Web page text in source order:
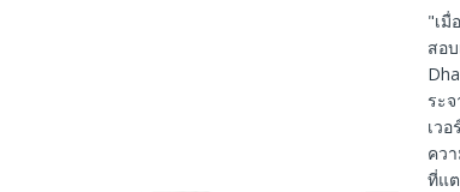
"เมื่
สอ
ระ
เว
คว
ที่แ